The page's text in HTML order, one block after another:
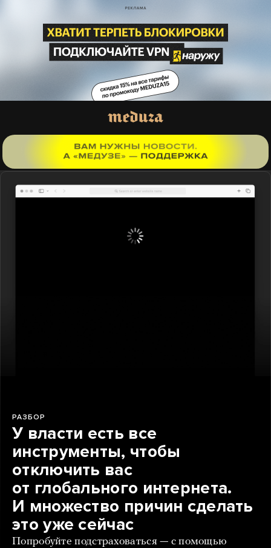
РАЗБОР
У власти есть все
инструменты, чтобы
отключить вас
от глобального интернета.
И множество причин сделать
это уже сейчас
Попробуйте подстраховаться — с помощью